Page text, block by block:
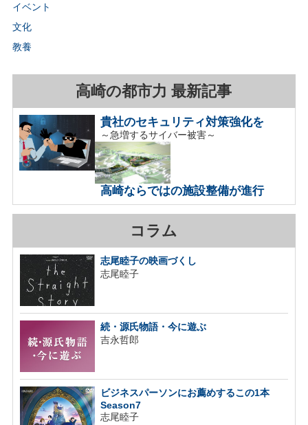
イベント
文化
教養
高崎の都市力 最新記事
貴社のセキュリティ対策強化を
～急増するサイバー被害～
高崎ならではの施設整備が進行
コラム
志尾睦子の映画づくし
志尾睦子
続・源氏物語・今に遊ぶ
吉永哲郎
ビジネスパーソンにお薦めするこの1本
Season7
志尾睦子